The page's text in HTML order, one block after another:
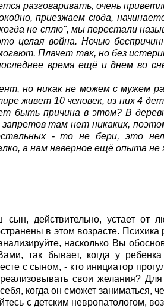
разговаривать, очень
приезжаем сюда,
не сплю", мы перестали
целая война. Ночью
Плачет так, но без
время ещё и днем во
но никак не можем с мужем
живет 10 человек, из них 4
быть причина в этом? В
там нет никаких,
- то не бери, это
а нам наверное ещё опыта не
действительно, устает от
в этом возрасте. Психика
насколько Вы
так бывает, когда у ребенка
с сыном, - кто инициатор
свои желания?
когда он сможет заниматься,
с детским невропатологом,